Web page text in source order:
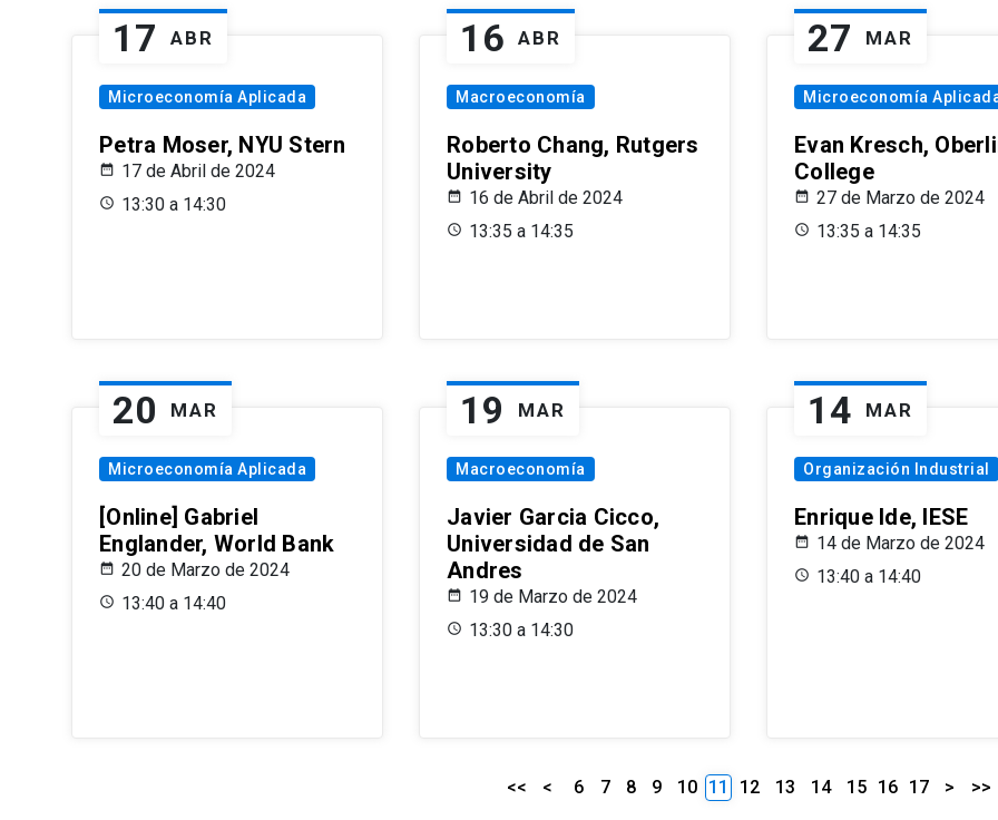
17 ABR
Microeconomía Aplicada
Petra Moser, NYU Stern
17 de Abril de 2024
13:30 a 14:30
16 ABR
Macroeconomía
Roberto Chang, Rutgers
University
16 de Abril de 2024
13:35 a 14:35
27 MAR
Microeconomía
Evan Kresch,
College
27 de Marzo de 2024
13:35 a 14:35
20 MAR
Microeconomía Aplicada
[Online] Gabriel
Englander, World Bank
20 de Marzo de 2024
13:40 a 14:40
19 MAR
Macroeconomía
Javier Garcia Cicco,
Universidad de San
Andres
19 de Marzo de 2024
13:30 a 14:30
14 MAR
Organización Industrial
Enrique Ide, IESE
14 de Marzo de 2024
13:40 a 14:40
<< < 6 7 8 9 10 11 12 13 14 15 16 17 > >>